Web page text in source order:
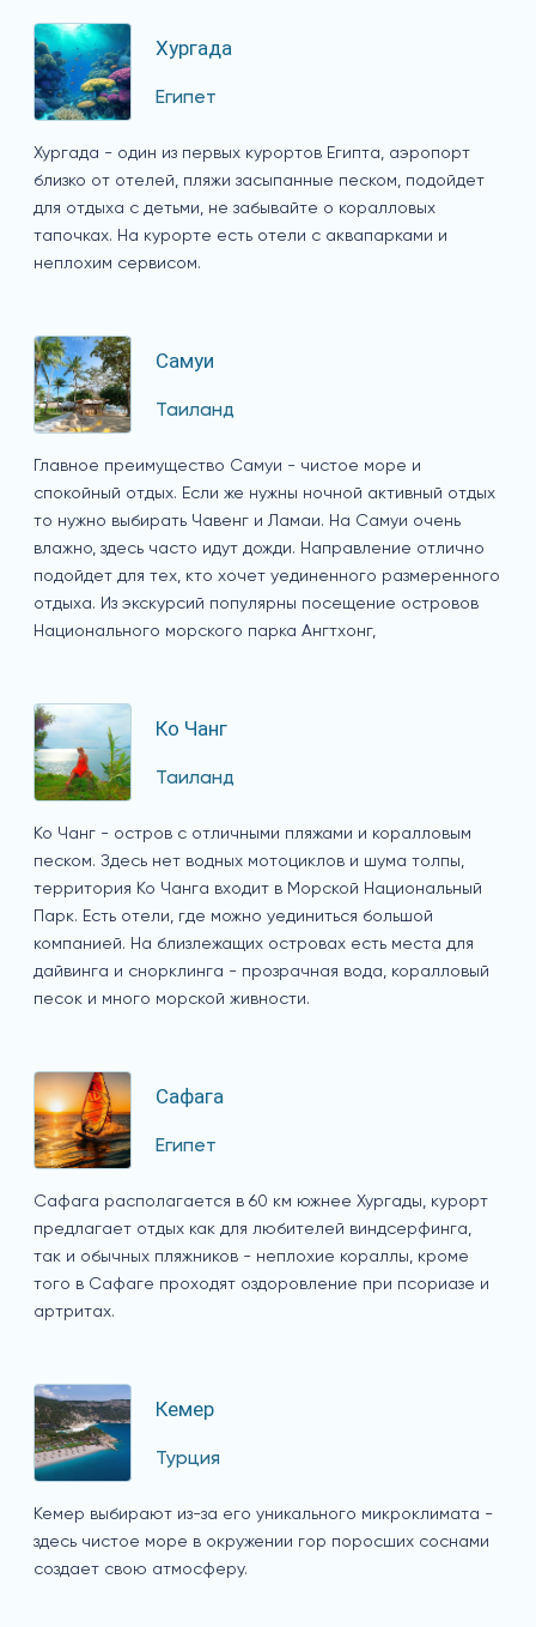
Хургада
Египет
Хургада - один из первых курортов Египта, аэропорт
близко от отелей, пляжи засыпанные песком, подойдет
для отдыха с детьми, не забывайте о коралловых
тапочках. На курорте есть отели с аквапарками и
неплохим сервисом.
Самуи
Таиланд
Главное преимущество Самуи - чистое море и
спокойный отдых. Если же нужны ночной активный отдых
то нужно выбирать Чавенг и Ламаи. На Самуи очень
влажно, здесь часто идут дожди. Направление отлично
подойдет для тех, кто хочет уединенного размеренного
отдыха. Из экскурсий популярны посещение островов
Национального морского парка Ангтхонг,
Ко Чанг
Таиланд
Ко Чанг - остров с отличными пляжами и коралловым
песком. Здесь нет водных мотоциклов и шума толпы,
территория Ко Чанга входит в Морской Национальный
Парк. Есть отели, где можно уединиться большой
компанией. На близлежащих островах есть места для
дайвинга и снорклинга - прозрачная вода, коралловый
песок и много морской живности.
Сафага
Египет
Сафага располагается в 60 км южнее Хургады, курорт
предлагает отдых как для любителей виндсерфинга,
так и обычных пляжников - неплохие кораллы, кроме
того в Сафаге проходят оздоровление при псориазе и
артритах.
Кемер
Турция
Кемер выбирают из-за его уникального микроклимата -
здесь чистое море в окружении гор поросших соснами
создает свою атмосферу.